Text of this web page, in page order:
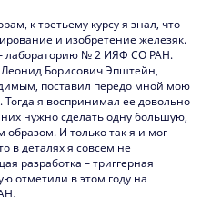
к третьему курсу я знал, что
и изобретение железяк.
лабораторию № 2 ИЯФ СО РАН.
Борисович Эпштейн,
поставил передо мной мою
Тогда я воспринимал ее довольно
нужно сделать одну большую,
И только так я и мог
в деталях я совсем не
разработка – триггерная
отметили в этом году на